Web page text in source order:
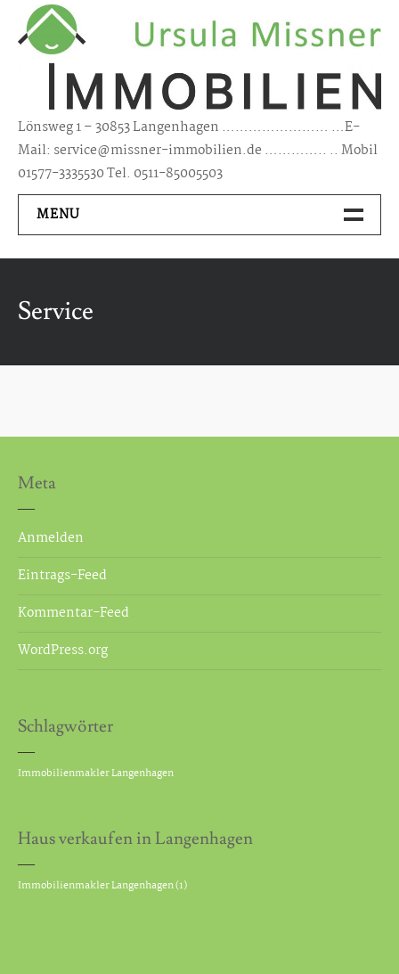
content
Lönsweg 1 – 30853 Langenhagen …………………… …E-
Mail: service@missner-immobilien.de ………….. .. Mobil
01577-3335530 Tel. 0511-85005503
MENU
Über Mich
Eigentumswohnungen
Wohnung mieten – Haus mieten
Energieausweis erstellen
Service
Meta
Anmelden
Eintrags-Feed
Kommentar-Feed
WordPress.org
Schlagwörter
Immobilienmakler Langenhagen
Haus verkaufen in Langenhagen
Immobilienmakler Langenhagen(1)